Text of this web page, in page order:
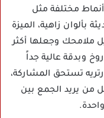
مختلفة مثل
بألوان زاهية، الميزة
ملامحك وجعلها أكثر
وبدقة عالية جداً
تستحق المشاركة،
من يريد الجمع بين